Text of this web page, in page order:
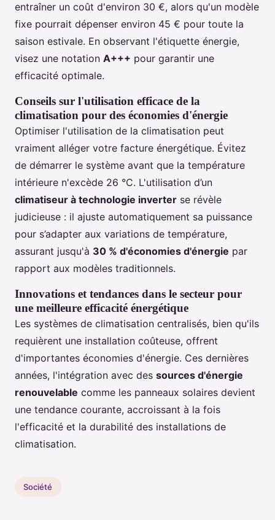
entraîner un coût d'environ 30 €, alors qu'un modèle
fixe pourrait dépenser environ 45 € pour toute la
saison estivale. En observant l'étiquette énergie,
visez une notation A+++ pour garantir une
efficacité optimale.
Conseils sur l'utilisation efficace de la
climatisation pour des économies d'énergie
Optimiser l'utilisation de la climatisation peut
vraiment alléger votre facture énergétique. Évitez
de démarrer le système avant que la température
intérieure n'excède 26 °C. L'utilisation d’un
climatiseur à technologie inverter se révèle
judicieuse : il ajuste automatiquement sa puissance
pour s’adapter aux variations de température,
assurant jusqu'à 30 % d'économies d'énergie par
rapport aux modèles traditionnels.
Innovations et tendances dans le secteur pour
une meilleure efficacité énergétique
Les systèmes de climatisation centralisés, bien qu'ils
requièrent une installation coûteuse, offrent
d'importantes économies d'énergie. Ces dernières
années, l'intégration avec des sources d'énergie
renouvelable comme les panneaux solaires devient
une tendance courante, accroissant à la fois
l'efficacité et la durabilité des installations de
climatisation.
Société